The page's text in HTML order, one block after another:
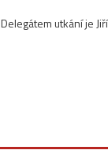
Delegátem utkání je